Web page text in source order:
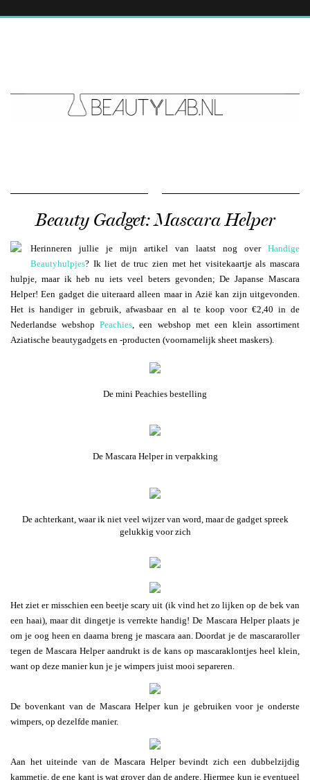
Beauty Gadget: Mascara Helper
Herinneren jullie je mijn artikel van laatst nog over Handige
Beautyhulpjes? Ik liet de truc zien met het visitekaartje als mascara
hulpje, maar ik heb nu iets veel beters gevonden; De Japanse Mascara
Helper! Een gadget die uiteraard alleen maar in Azië kan zijn uitgevonden.
Het is handiger in gebruik, afwasbaar en al te koop voor €2,40 in de
Nederlandse webshopPeachies , een webshop met een klein assortiment
Aziatische beautygadgets en -producten (voornamelijk sheet maskers).
De mini Peachies bestelling
De Mascara Helper in verpakking
De achterkant, waar ik niet veel wijzer van word, maar de gadget spreek
gelukkig voor zich
Het ziet er misschien een beetje scary uit (ik vind het zo lijken op de bek van
een haai), maar dit dingetje is verrekte handig! De Mascara Helper plaats je
om je oog heen en daarna breng je mascara aan. Doordat je de mascararoller
tegen de Mascara Helper aandrukt is de kans op mascaraklontjes heel klein,
want op deze manier kun je je wimpers juist mooi separeren.
De bovenkant van de Mascara Helper kun je gebruiken voor je onderste
wimpers, op dezelfde manier.
Aan het uiteinde van de Mascara Helper bevindt zich een dubbelzijdig
kammetje, de ene kant is wat grover dan de andere. Hiermee kun je eventueel